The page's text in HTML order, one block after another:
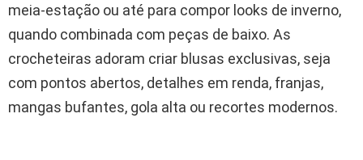
meia-estação ou até para compor looks de inverno,
quando combinada com peças de baixo. As
crocheteiras adoram criar blusas exclusivas, seja
com pontos abertos, detalhes em renda, franjas,
mangas bufantes, gola alta ou recortes modernos.